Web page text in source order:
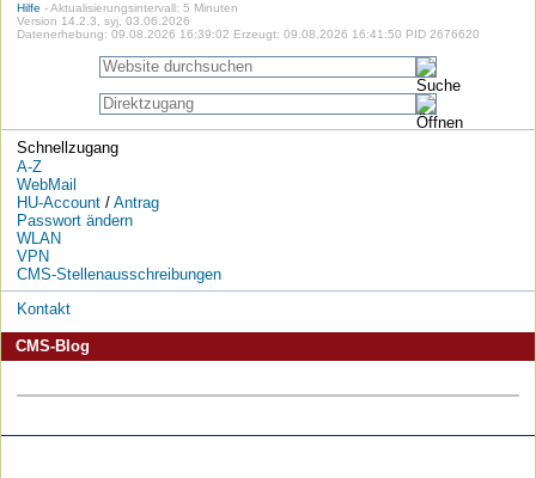
Hilfe - Aktualisierungsintervall: 5 Minuten
Version 14.2.3, syj, 03.06.2026
Datenerhebung: 09.08.2026 16:39:02 Erzeugt: 09.08.2026 16:41:50 PID 2676620
Schnellzugang
A-Z
WebMail
HU-Account/ Antrag
Passwort ändern
WLAN
VPN
CMS-Stellenausschreibungen
Kontakt
CMS-Blog